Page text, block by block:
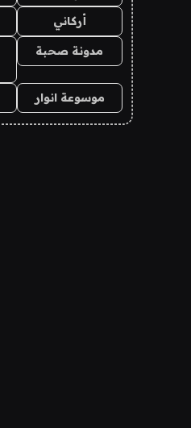
أركاني
مدونة صحبة
موسوعة انوار